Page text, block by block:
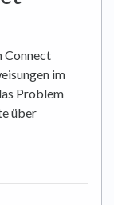
Connect
im
Problem
über